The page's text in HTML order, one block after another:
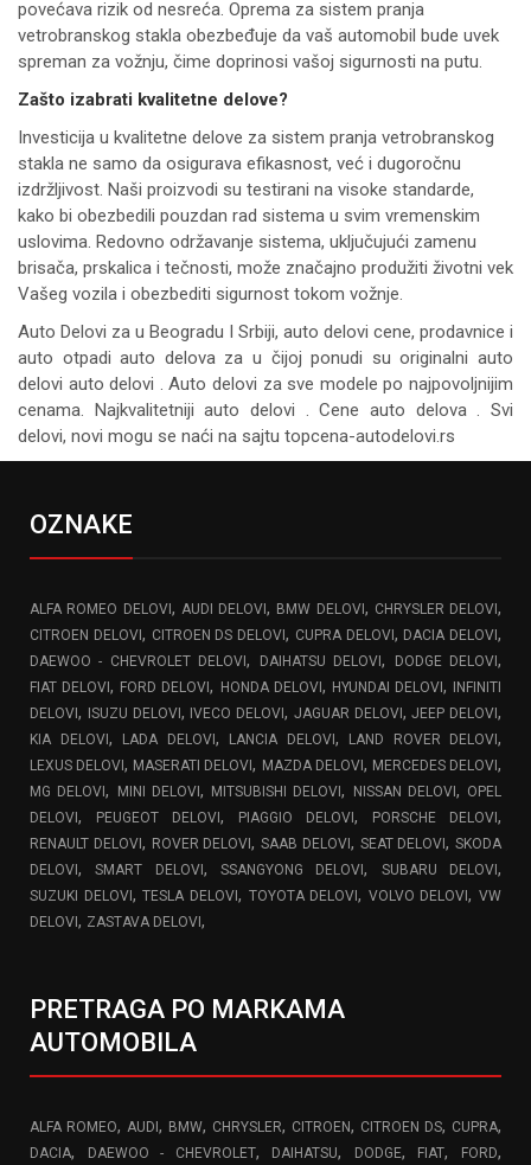
povećava rizik od nesreća. Oprema za sistem pranja
vetrobranskog stakla obezbeđuje da vaš automobil bude uvek
spreman za vožnju, čime doprinosi vašoj sigurnosti na putu.
Zašto izabrati kvalitetne delove?
Investicija u kvalitetne delove za sistem pranja vetrobranskog
stakla ne samo da osigurava efikasnost, već i dugoročnu
izdržljivost. Naši proizvodi su testirani na visoke standarde,
kako bi obezbedili pouzdan rad sistema u svim vremenskim
uslovima. Redovno održavanje sistema, uključujući zamenu
brisača, prskalica i tečnosti, može značajno produžiti životni vek
Vašeg vozila i obezbediti sigurnost tokom vožnje.
Auto Delovi za u Beogradu I Srbiji, auto delovi cene, prodavnice i
auto otpadi auto delova za u čijoj ponudi su originalni auto
delovi auto delovi . Auto delovi za sve modele po najpovoljnijim
cenama. Najkvalitetniji auto delovi . Cene auto delova . Svi
delovi, novi mogu se naći na sajtu topcena-autodelovi.rs
OZNAKE
ALFA ROMEO DELOVI, AUDI DELOVI, BMW DELOVI, CHRYSLER DELOVI,
CITROEN DELOVI, CITROEN DS DELOVI, CUPRA DELOVI, DACIA DELOVI,
DAEWOO - CHEVROLET DELOVI, DAIHATSU DELOVI, DODGE DELOVI,
FIAT DELOVI, FORD DELOVI, HONDA DELOVI, HYUNDAI DELOVI, INFINITI
DELOVI, ISUZU DELOVI, IVECO DELOVI, JAGUAR DELOVI,JEEP DELOVI,
KIA DELOVI, LADA DELOVI, LANCIA DELOVI, LAND ROVER DELOVI,
LEXUS DELOVI, MASERATI DELOVI, MAZDA DELOVI, MERCEDES DELOVI,
MG DELOVI, MINI DELOVI, MITSUBISHI DELOVI, NISSAN DELOVI, OPEL
DELOVI, PEUGEOT DELOVI, PIAGGIO DELOVI, PORSCHE DELOVI,
RENAULT DELOVI, ROVER DELOVI, SAAB DELOVI, SEAT DELOVI, SKODA
DELOVI,SMART DELOVI,SSANGYONG DELOVI, SUBARU DELOVI,
SUZUKI DELOVI,TESLA DELOVI, TOYOTA DELOVI, VOLVO DELOVI, VW
DELOVI, ZASTAVA DELOVI,
PRETRAGA PO MARKAMA
AUTOMOBILA
ALFA ROMEO, AUDI, BMW, CHRYSLER, CITROEN, CITROEN DS, CUPRA,
DACIA, DAEWOO - CHEVROLET, DAIHATSU, DODGE, FIAT, FORD,